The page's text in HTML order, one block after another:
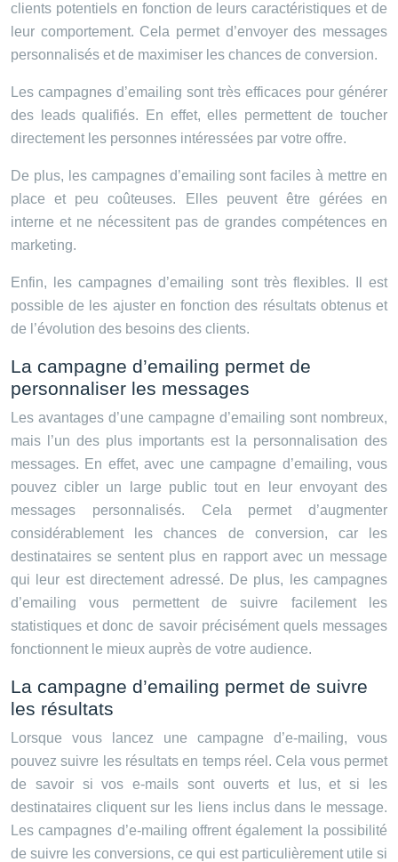
clients potentiels en fonction de leurs caractéristiques et de
leur comportement. Cela permet d’envoyer des messages
personnalisés et de maximiser les chances de conversion.
Les campagnes d’emailing sont très efficaces pour générer
des leads qualifiés. En effet, elles permettent de toucher
directement les personnes intéressées par votre offre.
De plus, les campagnes d’emailing sont faciles à mettre en
place et peu coûteuses. Elles peuvent être gérées en
interne et ne nécessitent pas de grandes compétences en
marketing.
Enfin, les campagnes d’emailing sont très flexibles. Il est
possible de les ajuster en fonction des résultats obtenus et
de l’évolution des besoins des clients.
La campagne d’emailing permet de
personnaliser les messages
Les avantages d’une campagne d’emailing sont nombreux,
mais l’un des plus importants est la personnalisation des
messages. En effet, avec une campagne d’emailing, vous
pouvez cibler un large public tout en leur envoyant des
messages personnalisés. Cela permet d’augmenter
considérablement les chances de conversion, car les
destinataires se sentent plus en rapport avec un message
qui leur est directement adressé. De plus, les campagnes
d’emailing vous permettent de suivre facilement les
statistiques et donc de savoir précisément quels messages
fonctionnent le mieux auprès de votre audience.
La campagne d’emailing permet de suivre
les résultats
Lorsque vous lancez une campagne d’e-mailing, vous
pouvez suivre les résultats en temps réel. Cela vous permet
de savoir si vos e-mails sont ouverts et lus, et si les
destinataires cliquent sur les liens inclus dans le message.
Les campagnes d’e-mailing offrent également la possibilité
de suivre les conversions, ce qui est particulièrement utile si